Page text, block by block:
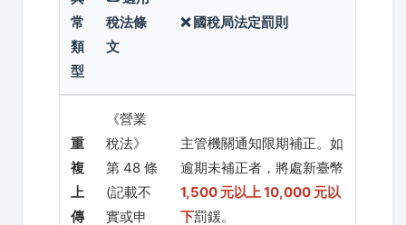
常
類
型
稅法條
文
❌ 國稅局法定罰則
重
複
上
傳
《營業
稅法》
第 48 條
(記載不
實或申
主管機關通知限期補正。如
逾期未補正者，將處新臺幣
1,500 元以上 10,000 元以
下罰鍰。